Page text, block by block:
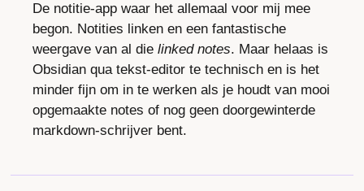
De notitie-app waar het allemaal voor mij mee
begon. Notities linken en een fantastische
weergave van al die linked notes. Maar helaas is
Obsidian qua tekst-editor te technisch en is het
minder fijn om in te werken als je houdt van mooi
opgemaakte notes of nog geen doorgewinterde
markdown-schrijver bent.